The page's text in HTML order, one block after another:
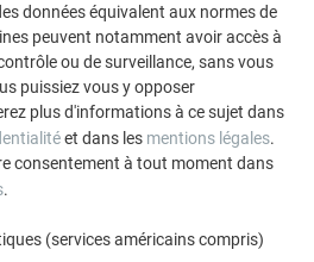
données équivalent aux normes de
peuvent notamment avoir accès à
ou de surveillance, sans vous
puissiez vous y opposer
plus d'informations à ce sujet dans
et dans les mentions légales.
consentement à tout moment dans
.
(services américains compris)